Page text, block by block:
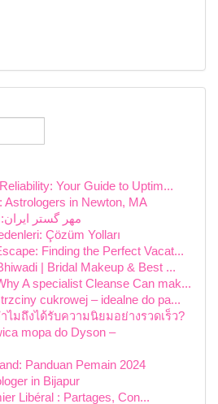
Your Guide to Uptim...
Astrologers in Newton, MA
مهر گستر
Çözüm Yolları
Finding the Perfect Vacat...
| Bridal Makeup & Best ...
A specialist Cleanse Can mak...
cukrowej – idealne do pa...
ไมถึงได้รับความนิยมอย่างรวดเร็ว?
mopa do Dyson –
Panduan Pemain 2024
in Bijapur
Libéral : Partages, Con...